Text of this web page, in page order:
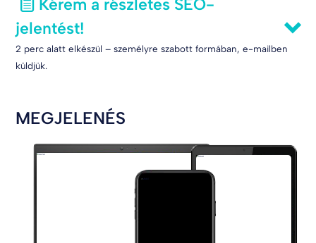
Kérem a részletes SEO-
jelentést!
2 perc alatt elkészül – személyre szabott formában, e-mailben
küldjük.
MEGJELENÉS